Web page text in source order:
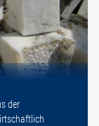
der